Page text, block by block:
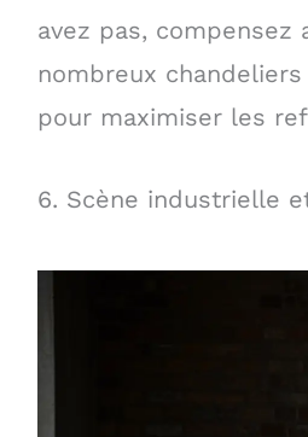
avez pas, compensez
nombreux
pour maximiser les
6. Scène industrielle